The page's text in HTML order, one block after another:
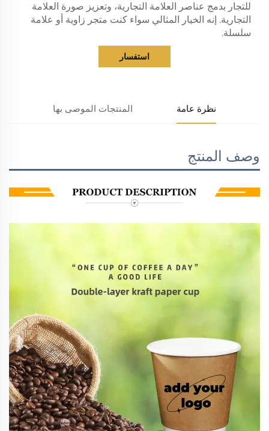
للتجار بدمج عناصر العلامة التجارية، وتعزيز صورة العلامة
التجارية. إنه الخيار المثالي سواء كنت متجر زاوية أو علامة
سلسلة.
استفسار
نظرة عامة المنتجات الموصى بها
وصف المنتج